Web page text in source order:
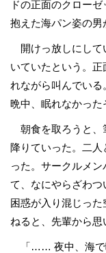
ドの正面のクロー
抱えた海パン姿の男
開けっ放しにして
いていたという。
れながら叫んでいる
晩中、眠れなかった
朝食を取ろうと、
降りていった。二
った。サークルメ
て、なにやらざわつ
困惑が入り混じっ
ねると、先輩から思
「…… 夜中、海で